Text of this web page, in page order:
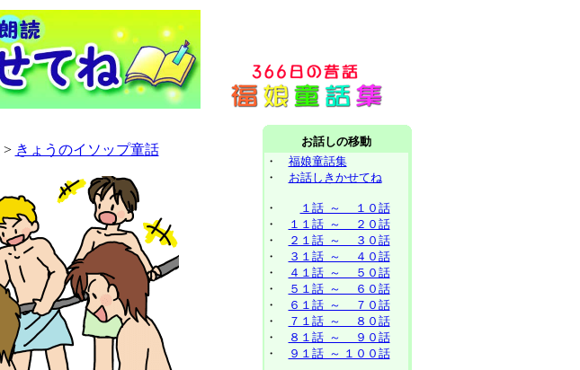
> きょうのイソップ童話
お話しの移動
・ 福娘童話集
・ お話しきかせてね
・
１話 ～ １０話
・
１１話 ～ ２０話
・
２１話 ～ ３０話
・
３１話 ～ ４０話
・
４１話 ～ ５０話
・
５１話 ～ ６０話
・
６１話 ～ ７０話
・
７１話 ～ ８０話
・
８１話 ～ ９０話
・
９１話 ～ １００話